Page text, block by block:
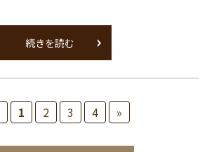
続きを読む
1 2 3 4 »